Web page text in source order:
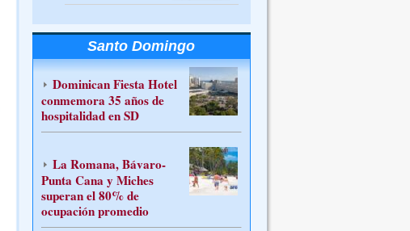
Santo Domingo
Dominican Fiesta Hotel
conmemora 35 años de
hospitalidad en SD
La Romana, Bávaro-
Punta Cana y Miches
superan el 80% de
ocupación promedio